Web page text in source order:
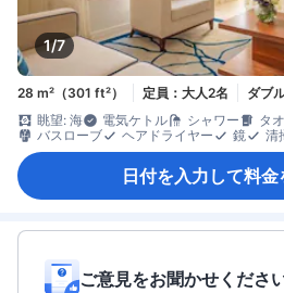
1/7
28 m²（301 ft²） 定員：大人2名
ダブ
眺望: 海
電気ケトル シャワー タ
バスローブ
ヘアドライヤー 鏡 清
日付を入力して料
ご意見をお聞かせくださ